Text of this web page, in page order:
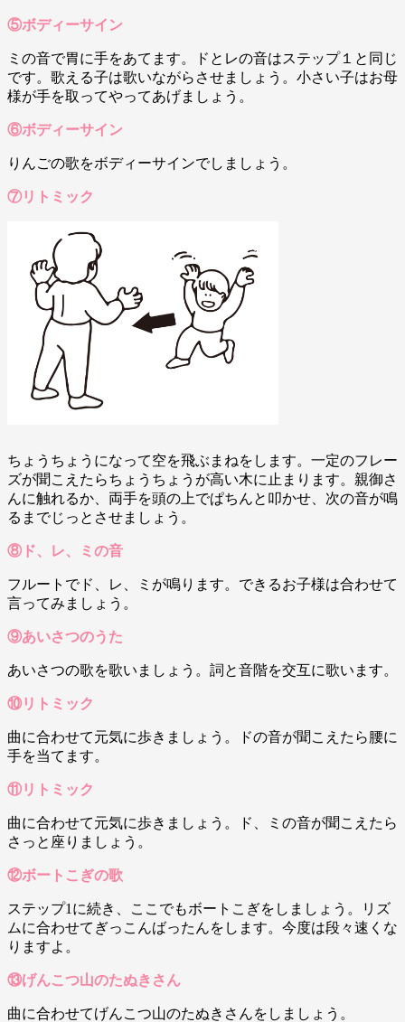
⑤ボディーサイン
ミの音で胃に手をあてます。ドとレの音はステップ１と同じ
です。歌える子は歌いながらさせましょう。小さい子はお母
様が手を取ってやってあげましょう。
⑥ボディーサイン
りんごの歌をボディーサインでしましょう。
⑦リトミック
ちょうちょうになって空を飛ぶまねをします。一定のフレー
ズが聞こえたらちょうちょうが高い木に止まります。親御さ
んに触れるか、両手を頭の上でぱちんと叩かせ、次の音が鳴
るまでじっとさせましょう。
⑧ド、レ、ミの音
フルートでド、レ、ミが鳴ります。できるお子様は合わせて
言ってみましょう。
⑨あいさつのうた
あいさつの歌を歌いましょう。詞と音階を交互に歌います。
⑩リトミック
曲に合わせて元気に歩きましょう。ドの音が聞こえたら腰に
手を当てます。
⑪リトミック
曲に合わせて元気に歩きましょう。ド、ミの音が聞こえたら
さっと座りましょう。
⑫ボートこぎの歌
ステップ1に続き、ここでもボートこぎをしましょう。リズ
ムに合わせてぎっこんばったんをします。今度は段々速くな
りますよ。
⑬げんこつ山のたぬきさん
曲に合わせてげんこつ山のたぬきさんをしましょう。